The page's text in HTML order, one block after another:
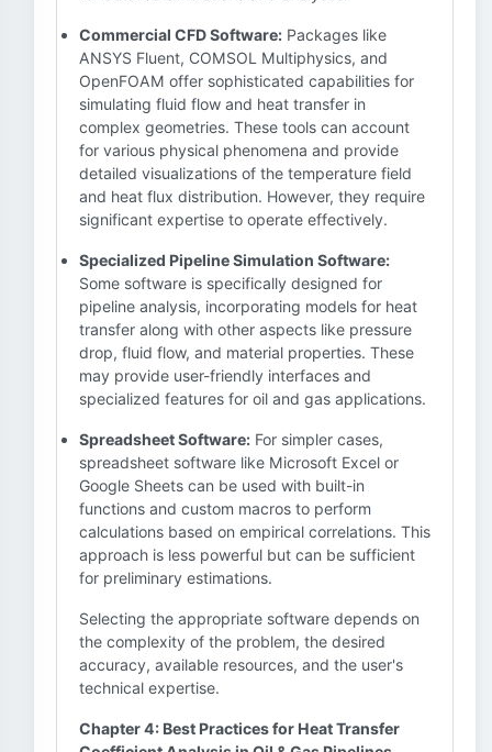
Commercial CFD Software: Packages like
ANSYS Fluent, COMSOL Multiphysics, and
OpenFOAM offer sophisticated capabilities for
simulating fluid flow and heat transfer in
complex geometries. These tools can account
for various physical phenomena and provide
detailed visualizations of the temperature field
and heat flux distribution. However, they require
significant expertise to operate effectively.
Specialized Pipeline Simulation Software:
Some software is specifically designed for
pipeline analysis, incorporating models for heat
transfer along with other aspects like pressure
drop, fluid flow, and material properties. These
may provide user-friendly interfaces and
specialized features for oil and gas applications.
Spreadsheet Software: For simpler cases,
spreadsheet software like Microsoft Excel or
Google Sheets can be used with built-in
functions and custom macros to perform
calculations based on empirical correlations. This
approach is less powerful but can be sufficient
for preliminary estimations.
Selecting the appropriate software depends on
the complexity of the problem, the desired
accuracy, available resources, and the user's
technical expertise.
Chapter 4: Best Practices for Heat Transfer